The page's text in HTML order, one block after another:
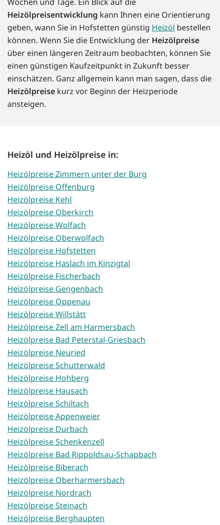
Heizölpreisentwicklung kann Ihnen eine Orientierung
geben, wann Sie in Hofstetten günstig Heizöl bestellen
können. Wenn Sie die Entwicklung der Heizölpreise
über einen längeren Zeitraum beobachten, können Sie
einen günstigen Kaufzeitpunkt in Zukunft besser
einschätzen. Ganz allgemein kann man sagen, dass die
Heizölpreise kurz vor Beginn der Heizperiode
ansteigen.
Heizöl und Heizölpreise in:
Heizölpreise Zimmern unter der Burg
Heizölpreise Offenburg
Heizölpreise Kehl
Heizölpreise Oberkirch
Heizölpreise Wolfach
Heizölpreise Oberwolfach
Heizölpreise Hofstetten
Heizölpreise Haslach im Kinzigtal
Heizölpreise Fischerbach
Heizölpreise Gengenbach
Heizölpreise Oppenau
Heizölpreise Willstätt
Heizölpreise Zell am Harmersbach
Heizölpreise Bad Peterstal-Griesbach
Heizölpreise Neuried
Heizölpreise Schutterwald
Heizölpreise Hohberg
Heizölpreise Hausach
Heizölpreise Schiltach
Heizölpreise Appenweier
Heizölpreise Durbach
Heizölpreise Schenkenzell
Heizölpreise Bad Rippoldsau-Schapbach
Heizölpreise Biberach
Heizölpreise Oberharmersbach
Heizölpreise Nordrach
Heizölpreise Steinach
Heizölpreise Berghaupten